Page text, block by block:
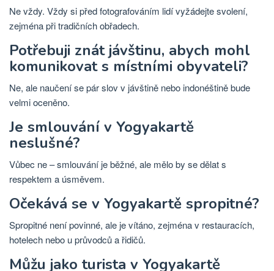
Ne vždy. Vždy si před fotografováním lidí vyžádejte svolení,
zejména při tradičních obřadech.
Potřebuji znát jávštinu, abych mohl
komunikovat s místními obyvateli?
Ne, ale naučení se pár slov v jávštině nebo indonéštině bude
velmi oceněno.
Je smlouvání v Yogyakartě
neslušné?
Vůbec ne – smlouvání je běžné, ale mělo by se dělat s
respektem a úsměvem.
Očekává se v Yogyakartě spropitné?
Spropitné není povinné, ale je vítáno, zejména v restauracích,
hotelech nebo u průvodců a řidičů.
Můžu jako turista v Yogyakartě